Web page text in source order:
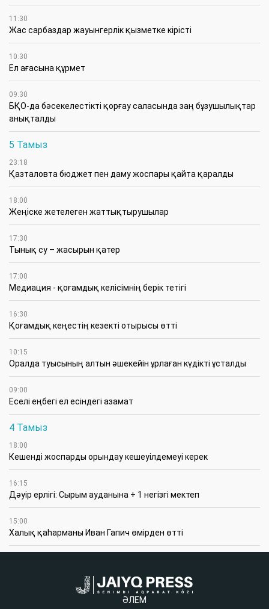
11:30
Жас сарбаздар жауынгерлік қызметке кірісті
10:30
Ел ағасына құрмет
09:30
БҚО-да бәсекелестікті қорғау саласында заң бұзушылықтар
анықталды
5 Тамыз
23:18
Қазталовта бюджет пен даму жоспары қайта қаралды
18:00
Жеңіске жетелеген жаттықтырушылар
17:30
Тынық су – жасырын қатер
17:00
Медиация - қоғамдық келісімнің берік тетігі
16:30
Қоғамдық кеңестің кезекті отырысы өтті
10:15
Оралда туысының алтын әшекейін ұрлаған күдікті ұсталды
09:00
Еселі еңбегі ел есіндегі азамат
4 Тамыз
18:00
Кешенді жоспарды орындау кешеуілдемеуі керек
16:15
Дәуір ерлігі: Сырым ауданына + 1 негізгі мектеп
15:00
Халық қаһарманы Иван Гапич өмірден өтті
ӘЛЕМ